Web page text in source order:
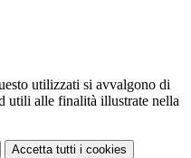
utilizzati si avvalgono di
utili alle finalità illustrate nella
Accetta tutti i cookies